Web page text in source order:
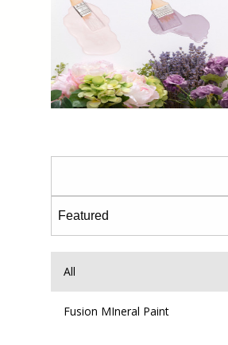
All
Fusion MIneral Paint